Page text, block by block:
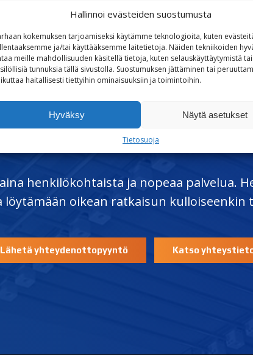
Hallinnoi evästeiden suostumusta
kokemuksen tarjoamiseksi käytämme teknologioita, kuten
ja/tai käyttääksemme laitetietoja. Näiden tekniikoiden
meille mahdollisuuden käsitellä tietoja, kuten selauskäyttäytymistä tai
tunnuksia tällä sivustolla. Suostumuksen jättäminen tai
haitallisesti tiettyihin ominaisuuksiin ja toimintoihin.
Hyväksy Näytä asetukset
Tietosuoja
KYSYTTÄVÄÄ?
henkilökohtaista ja nopeaa palvelua.
löytämään oikean ratkaisun kulloiseenkin
Lähetä yhteydenottopyyntö Katso